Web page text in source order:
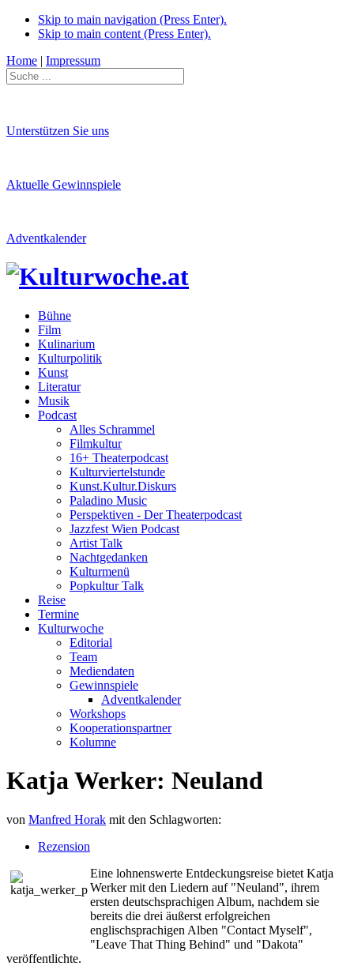
Skip to main navigation (Press Enter).
Skip to main content (Press Enter).
Home | Impressum
Unterstützen Sie uns
Aktuelle Gewinnspiele
Adventkalender
Bühne
Film
Kulinarium
Kulturpolitik
Kunst
Literatur
Musik
Podcast
Alles Schrammel
Filmkultur
16+ Theaterpodcast
Kulturviertelstunde
Kunst.Kultur.Diskurs
Paladino Music
Perspektiven - Der Theaterpodcast
Jazzfest Wien Podcast
Artist Talk
Nachtgedanken
Kulturmenü
Popkultur Talk
Reise
Termine
Kulturwoche
Editorial
Team
Mediendaten
Gewinnspiele
Adventkalender
Workshops
Kooperationspartner
Kolumne
Katja Werker: Neuland
von Manfred Horak mit den Schlagworten:
Rezension
Eine lohnenswerte Entdeckungsreise bietet Katja
Werker mit den Liedern auf "Neuland", ihrem
ersten deutschsprachigen Album, nachdem sie
bereits die drei äußerst erfolgreichen
englischsprachigen Alben "Contact Myself",
"Leave That Thing Behind" und "Dakota"
veröffentlichte.